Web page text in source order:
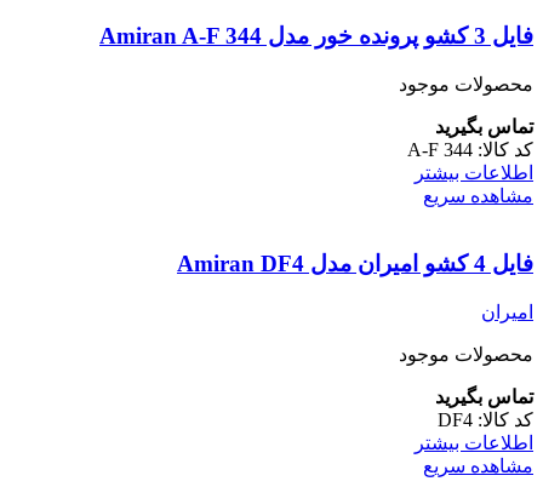
فایل 3 کشو پرونده خور مدل Amiran A-F 344
محصولات موجود
تماس بگیرید
کد کالا: A-F 344
اطلاعات بیشتر
مشاهده سریع
فایل 4 کشو امیران مدل Amiran DF4
امیران
محصولات موجود
تماس بگیرید
کد کالا: DF4
اطلاعات بیشتر
مشاهده سریع